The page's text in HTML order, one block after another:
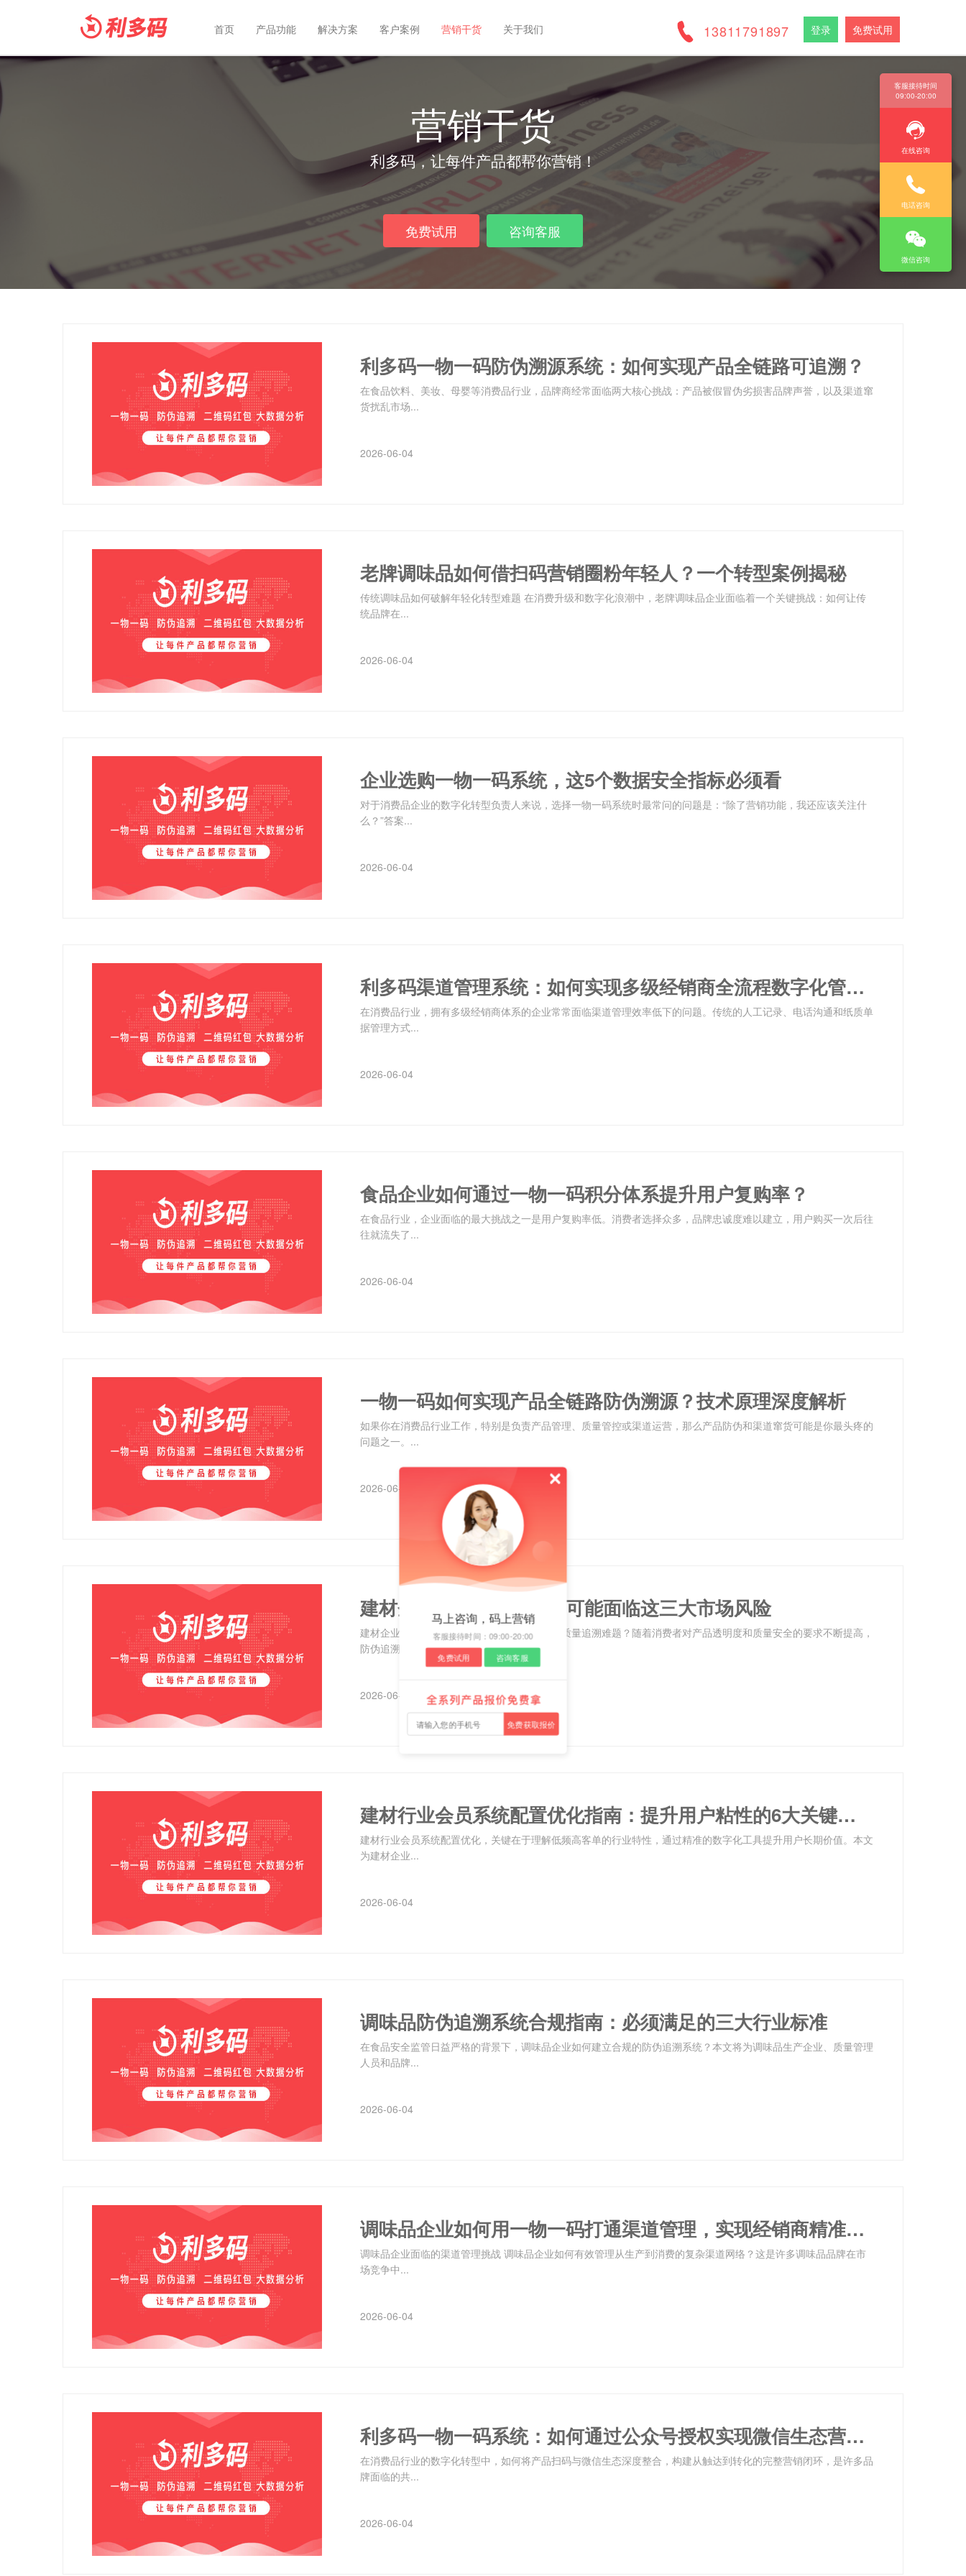
首页 产品功能 解决方案 客户案例 营销干货 关于我们 13811791897 登录 免费试用
客服接待时间
09:00-20:00
在线咨询
电话咨询
微信咨询
马上咨询，码上营销
客服接待时间：09:00-20:00
免费试用
咨询客服
免费获取报价
营销干货
利多码，让每件产品都帮你营销！
免费试用 咨询客服
利多码一物一码防伪溯源系统：如何实现产品全链路可追溯？
在食品饮料、美妆、母婴等消费品行业，品牌商经常面临两大核心挑战：产品被假冒伪劣损害品牌声誉，以及渠道窜
货扰乱市场...
2026-06-04
老牌调味品如何借扫码营销圈粉年轻人？一个转型案例揭秘
传统调味品如何破解年轻化转型难题 在消费升级和数字化浪潮中，老牌调味品企业面临着一个关键挑战：如何让传
统品牌在...
2026-06-04
企业选购一物一码系统，这5个数据安全指标必须看
对于消费品企业的数字化转型负责人来说，选择一物一码系统时最常问的问题是：“除了营销功能，我还应该关注什
么？”答案...
2026-06-04
利多码渠道管理系统：如何实现多级经销商全流程数字化管理？
在消费品行业，拥有多级经销商体系的企业常常面临渠道管理效率低下的问题。传统的人工记录、电话沟通和纸质单
据管理方式...
2026-06-04
食品企业如何通过一物一码积分体系提升用户复购率？
在食品行业，企业面临的最大挑战之一是用户复购率低。消费者选择众多，品牌忠诚度难以建立，用户购买一次后往
往就流失了...
2026-06-04
一物一码如何实现产品全链路防伪溯源？技术原理深度解析
如果你在消费品行业工作，特别是负责产品管理、质量管控或渠道运营，那么产品防伪和渠道窜货可能是你最头疼的
问题之一。...
2026-06-04
建材企业忽视防伪溯源，可能面临这三大市场风险
建材企业如何有效防范假冒伪劣、渠道窜货和质量追溯难题？随着消费者对产品透明度和质量安全的要求不断提高，
防伪追溯系...
2026-06-04
建材行业会员系统配置优化指南：提升用户粘性的6大关键设置
建材行业会员系统配置优化，关键在于理解低频高客单的行业特性，通过精准的数字化工具提升用户长期价值。本文
为建材企业...
2026-06-04
调味品防伪追溯系统合规指南：必须满足的三大行业标准
在食品安全监管日益严格的背景下，调味品企业如何建立合规的防伪追溯系统？本文将为调味品生产企业、质量管理
人员和品牌...
2026-06-04
调味品企业如何用一物一码打通渠道管理，实现经销商精准激励？
调味品企业面临的渠道管理挑战 调味品企业如何有效管理从生产到消费的复杂渠道网络？这是许多调味品品牌在市
场竞争中...
2026-06-04
利多码一物一码系统：如何通过公众号授权实现微信生态营销闭环
在消费品行业的数字化转型中，如何将产品扫码与微信生态深度整合，构建从触达到转化的完整营销闭环，是许多品
牌面临的共...
2026-06-04